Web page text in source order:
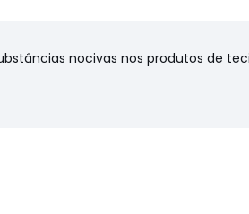
nocivas nos produtos de